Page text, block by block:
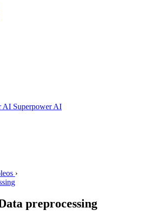
Superpower AI
›
preprocessing